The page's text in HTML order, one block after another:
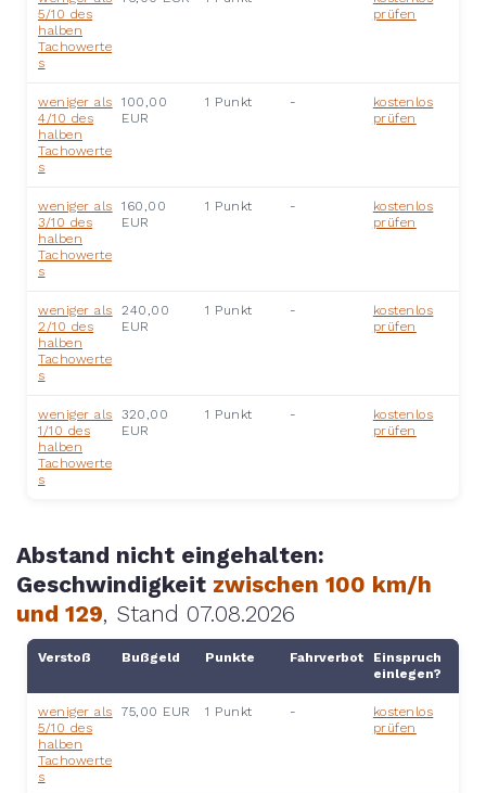
5/10 des
halben
Tachowerte
s
prüfen
weniger als
4/10 des
halben
Tachowerte
s
100,00
EUR
1 Punkt -
kostenlos
prüfen
weniger als
3/10 des
halben
Tachowerte
s
160,00
EUR
1 Punkt -
kostenlos
prüfen
weniger als
2/10 des
halben
Tachowerte
s
240,00
EUR
1 Punkt -
kostenlos
prüfen
weniger als
1/10 des
halben
Tachowerte
s
320,00
EUR
1 Punkt -
kostenlos
prüfen
Abstand nicht eingehalten:
Geschwindigkeit zwischen 100 km/h
und 129, Stand 07.08.2026
Verstoß Bußgeld Punkte Fahrverbot
Einspruch
einlegen?
weniger als
5/10 des
halben
Tachowerte
s
75,00 EUR 1 Punkt -
kostenlos
prüfen